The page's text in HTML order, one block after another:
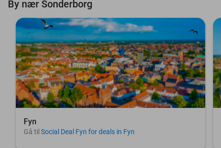
By nær Sonderborg
Fyn
Gå til Social Deal Fyn for deals in Fyn